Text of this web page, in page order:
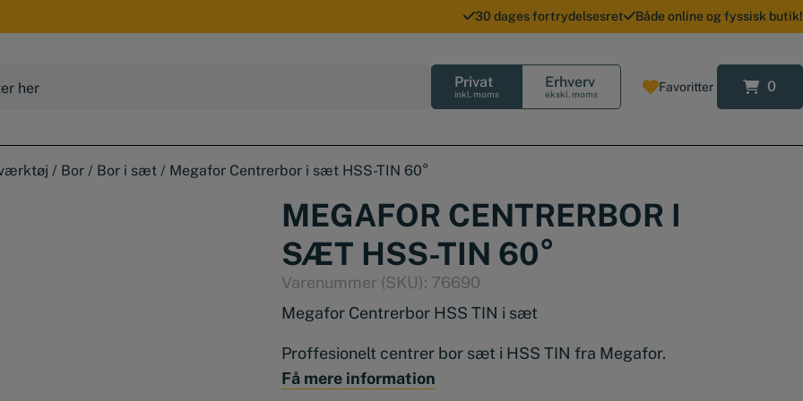
30 dages fortrydelsesret Både online og fyssisk butik!
Privat
inkl. moms
Erhverv
ekskl. moms Favoritter 0
0
/ Bor / Bor i sæt / Megafor Centrerbor i sæt HSS-TIN 60°
MEGAFOR CENTRERBOR I
SÆT HSS-TIN 60°
Varenummer (SKU): 76690
Megafor Centrerbor HSS TIN i sæt
Proffesionelt centrer bor sæt i HSS TIN fra Megafor.
Indeholder:
Få mere information